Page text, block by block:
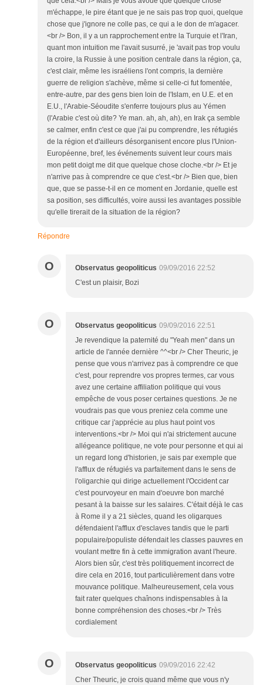
m'échappe, le pire étant que je ne sais pas trop quoi, quelque
chose que j'ignore ne colle pas, ce qui a le don de m'agacer.
<br /> Bon, il y a un rapprochement entre la Turquie et l'Iran,
quant mon intuition me l'avait susurré, je 'avait pas trop voulu
la croire, la Russie à une position centrale dans la région, ça,
c'est clair, même les israéliens l'ont compris, la dernière
guerre de religion s'achève, même si celle-ci fut fomentée,
entre-autre, par des gens bien loin de l'Islam, en U.E. et en
E.U., l'Arabie-Séoudite s'enferre toujours plus au Yémen
(l'Arabie c'est où dite? Ye man. ah, ah, ah), en Irak ça semble
se calmer, enfin c'est ce que j'ai pu comprendre, les réfugiés
de la région et d'ailleurs désorganisent encore plus l'Union-
Européenne, bref, les événements suivent leur cours mais
mon petit doigt me dit que quelque chose cloche.<br /> Et je
n'arrive pas à comprendre ce que c'est.<br /> Bien que, bien
que, que se passe-t-il en ce moment en Jordanie, quelle est
sa position, ses difficultés, voire aussi les avantages possible
qu'elle tirerait de la situation de la région?
Répondre
O Observatus geopoliticus 09/09/2016 22:52
C'est un plaisir, Bozi
O Observatus geopoliticus 09/09/2016 22:51
Je revendique la paternité du "Yeah men" dans un
article de l'année dernière ^^<br /> Cher Theuric, je
pense que vous n'arrivez pas à comprendre ce que
c'est, pour reprendre vos propres termes, car vous
avez une certaine affiliation politique qui vous
empêche de vous poser certaines questions. Je ne
voudrais pas que vous preniez cela comme une
critique car j'apprécie au plus haut point vos
interventions.<br /> Moi qui n'ai strictement aucune
allégeance politique, ne vote pour personne et qui ai
un regard long d'historien, je sais par exemple que
l'afflux de réfugiés va parfaitement dans le sens de
l'oligarchie qui dirige actuellement l'Occident car
c'est pourvoyeur en main d'oeuvre bon marché
pesant à la baisse sur les salaires. C'était déjà le cas
à Rome il y a 21 siècles, quand les oligarques
défendaient l'afflux d'esclaves tandis que le parti
populaire/populiste défendait les classes pauvres en
voulant mettre fin à cette immigration avant l'heure.
Alors bien sûr, c'est très politiquement incorrect de
dire cela en 2016, tout particulièrement dans votre
mouvance politique. Malheureusement, cela vous
fait rater quelques chaînons indispensables à la
bonne compréhension des choses.<br /> Très
cordialement
O Observatus geopoliticus 09/09/2016 22:42
Cher Theuric, je crois quand même que vous n'y